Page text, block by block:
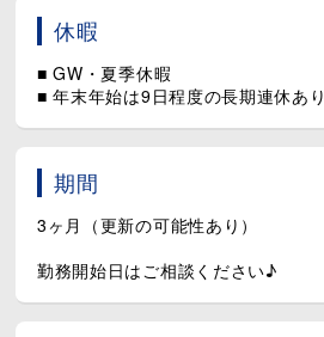
※ 下記時間帯での勤務の場合もあり
[ 2直3班 ]
・8：30～19：00
休暇
■ GW・夏季休暇
■ 年末年始は9日程度の長期連休あり
期間
3ヶ月（更新の可能性あり）
勤務開始日はご相談ください♪